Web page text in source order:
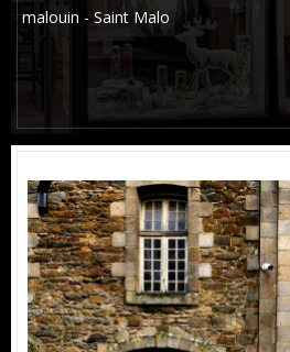
malouin - Saint Malo